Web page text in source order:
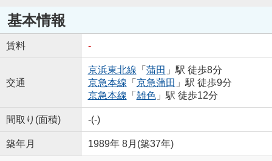
基本情報
賃料 -
交通
京浜東北線 「 蒲田 」駅 徒歩8分
京急本線 「 京急蒲田 」駅 徒歩9分
京急本線 「 雑色」駅 徒歩12分
間取り(面積) -(-)
築年月 1989年 8月(築37年)